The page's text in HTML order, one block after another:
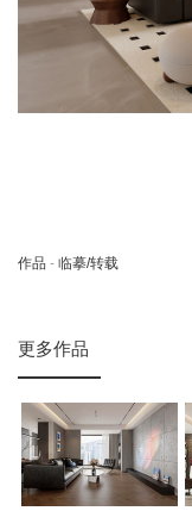
作品 - 临摹/转载
更多作品